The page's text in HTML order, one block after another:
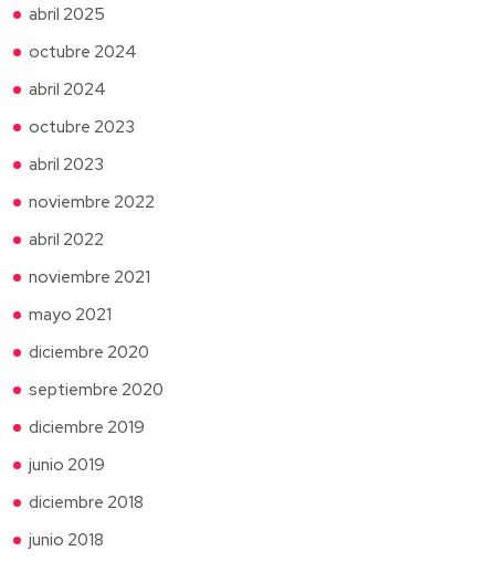
abril 2025
octubre 2024
abril 2024
octubre 2023
abril 2023
noviembre 2022
abril 2022
noviembre 2021
mayo 2021
diciembre 2020
septiembre 2020
diciembre 2019
junio 2019
diciembre 2018
junio 2018